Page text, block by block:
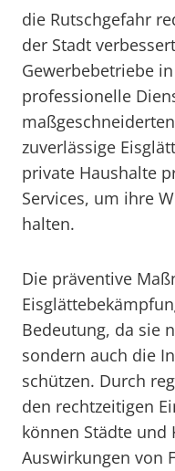
die Rutschgefahr
der Stadt
Gewerbebetriebe
professionelle
zuverlässige
private Haushalte
Services, um ihre
halten.
Die präventive
Bedeutung, da sie
sondern auch die
schützen. Durch
den rechtzeitigen
können Städte
Auswirkungen von